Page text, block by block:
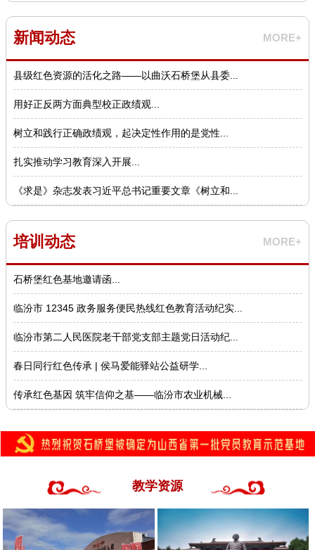
新闻动态 MORE+
县级红色资源的活化之路——以曲沃石桥堡从县委...
用好正反两方面典型校正政绩观...
树立和践行正确政绩观，起决定性作用的是党性...
扎实推动学习教育深入开展...
《求是》杂志发表习近平总书记重要文章《树立和...
培训动态 MORE+
石桥堡红色基地邀请函...
临汾市 12345 政务服务便民热线红色教育活动纪实...
临汾市第二人民医院老干部党支部主题党日活动纪...
春日同行红色传承 | 侯马爱能驿站公益研学...
传承红色基因 筑牢信仰之基——临汾市农业机械...
教学资源